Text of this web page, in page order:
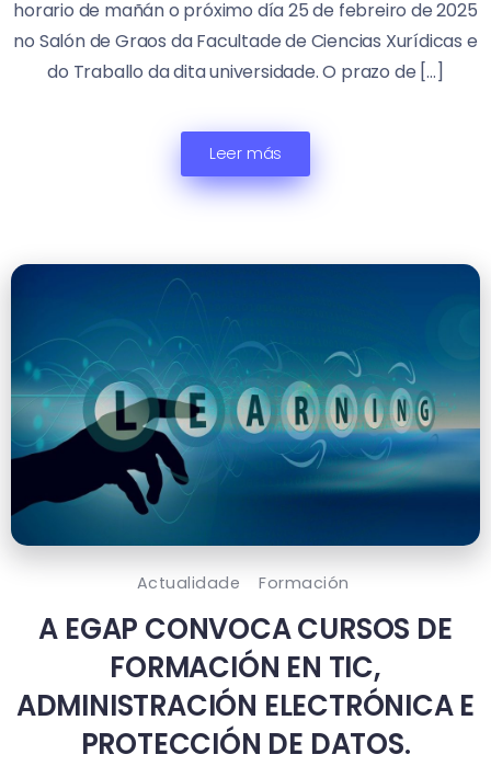
horario de mañán o próximo día 25 de febreiro de 2025
no Salón de Graos da Facultade de Ciencias Xurídicas e
do Traballo da dita universidade. O prazo de […]
Leer más
Actualidade Formación
A EGAP CONVOCA CURSOS DE
FORMACIÓN EN TIC,
ADMINISTRACIÓN ELECTRÓNICA E
PROTECCIÓN DE DATOS.